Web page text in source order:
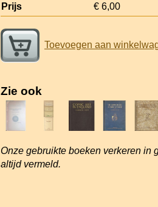
Prijs
€ 6,00
Toevoegen aan
Zie ook
Onze gebruikte boeken verkeren in
altijd vermeld.